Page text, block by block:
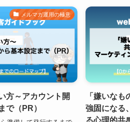
メルマガ運用の極意
方～アカウント開
で（PR）
「嫌いな
強固になる
る心理的共